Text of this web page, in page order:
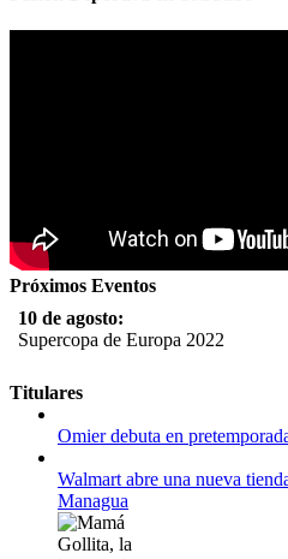
Próximos Eventos
10 de agosto:
Supercopa de Europa 2022
11 al 21 de agosto:
Campeonato Europeo de Natación
12 de agosto:
Empieza La Liga 2022-2023
Titulares
Omier debuta en
Walmart abre una nueva
Managua